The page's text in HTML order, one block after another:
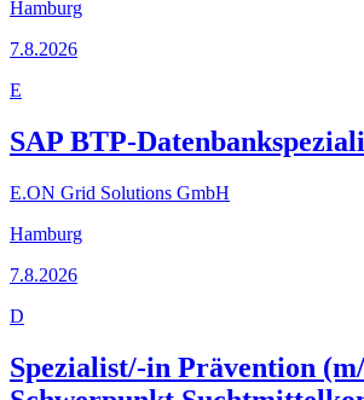
Hamburg
7.8.2026
E
SAP BTP-
E.ON Grid Solutions GmbH
Hamburg
7.8.2026
D
Spezialist/-in Prävention